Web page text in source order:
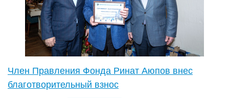
Член Правления Фонда Ринат Аюпов внес
благотворительный взнос